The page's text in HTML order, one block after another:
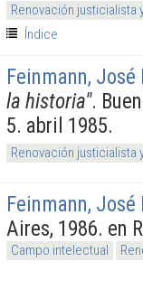
Renovación justicialista
Índice
Feinmann, José
la historia".
5. abril 1985.
Renovación justicialista
Feinmann, José
Aires, 1986. en
Campo intelectual